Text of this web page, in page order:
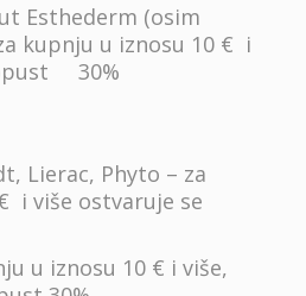
Esthederm (osim
kupnju u iznosu 10 € i
30%
Lierac, Phyto – za
i više ostvaruje se
u iznosu 10 € i više,